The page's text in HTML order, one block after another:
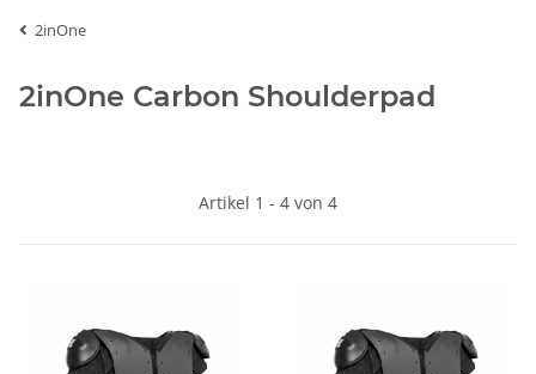
2inOne
2inOne Carbon Shoulderpad
Artikel 1 - 4 von 4